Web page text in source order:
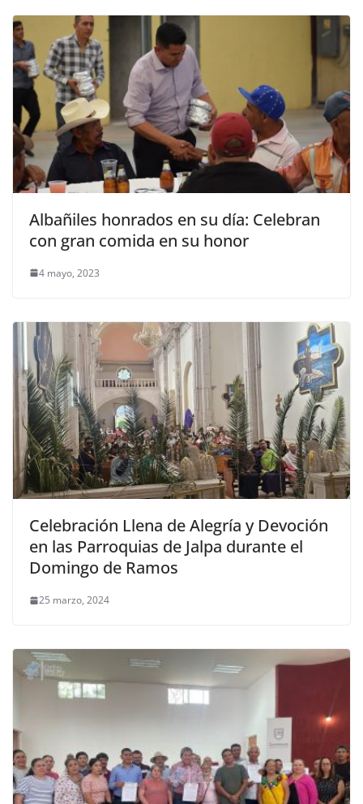
Albañiles honrados en su día: Celebran
con gran comida en su honor
4 mayo, 2023
Celebración Llena de Alegría y Devoción
en las Parroquias de Jalpa durante el
Domingo de Ramos
25 marzo, 2024